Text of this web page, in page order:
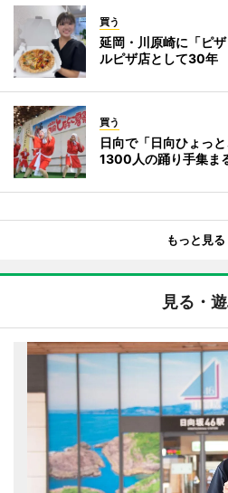
買う
延岡・川原崎に「ピ
ルピザ店として30年
買う
日向で「日向ひょっ
1300人の踊り手集ま
もっと見る
見る・